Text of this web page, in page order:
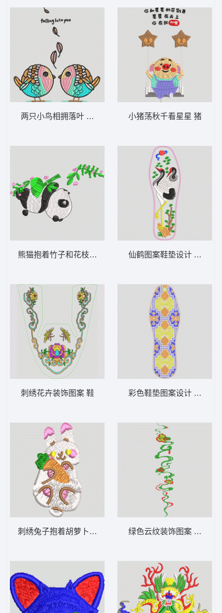
两只小鸟相拥落叶 鸟 对嘴鸟
熊猫抱着竹子和花枝 熊猫
刺绣花卉装饰图案 鞋
刺绣兔子抱着胡萝卜 猫
小猪荡秋千看星星 猪
仙鹤图案鞋垫设计 鹤 鞋垫
彩色鞋垫图案设计 鞋垫
绿色云纹装饰图案 汉服